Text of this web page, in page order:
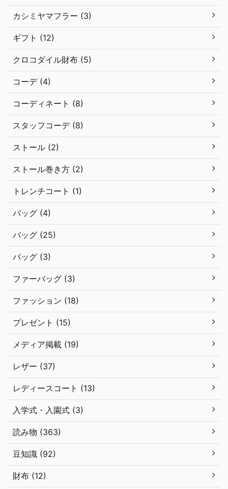
カシミヤマフラー (3)
ギフト (12)
クロコダイル財布 (5)
コーデ (4)
コーディネート (8)
スタッフコーデ (8)
ストール (2)
ストール巻き方 (2)
トレンチコート (1)
バッグ (4)
バッグ (25)
バッグ (3)
ファーバッグ (3)
ファッション (18)
プレゼント (15)
メディア掲載 (19)
レザー (37)
レディースコート (13)
入学式・入園式 (3)
読み物 (363)
豆知識 (92)
財布 (12)